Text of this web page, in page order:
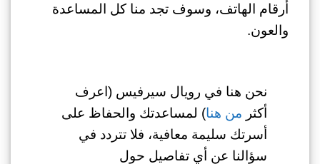
أرقام الهاتف، وسوف تجد منا كل المساعدة
والعون.
نحن هنا في رويال سيرفيس (اعرف
أكثر من هنا) لمساعدتك والحفاظ على
أسرتك سليمة معافية، فلا تتردد في
سؤالنا عن أي تفاصيل حول